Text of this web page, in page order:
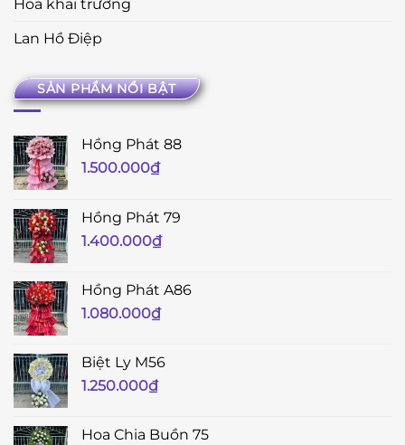
Hoa khai trương
Lan Hồ Điệp
SẢN PHẨM NỔI BẬT
Hồng Phát 88
1.500.000₫
Hồng Phát 79
1.400.000₫
Hồng Phát A86
1.080.000₫
Biệt Ly M56
1.250.000₫
Hoa Chia Buồn 75